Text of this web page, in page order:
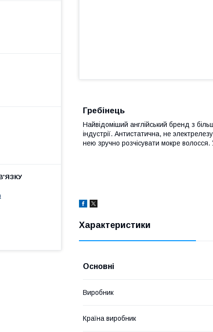
Гребінець
Найвідоміший англійський бренд з
індустрії. Антистатична, не
нею зручно розчісувати мокре волосся.
Характеристики
Основні
Виробник
Країна виробник